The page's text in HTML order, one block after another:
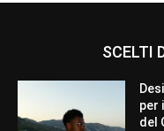
SCELTI
per
del